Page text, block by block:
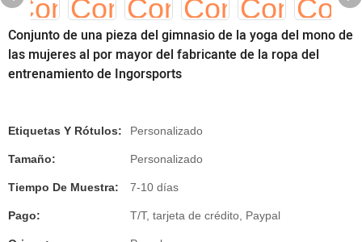
Conjunto de una pieza del gimnasio de la yoga del mono de
las mujeres al por mayor del fabricante de la ropa del
entrenamiento de Ingorsports
Etiquetas Y Rótulos: Personalizado
Tamaño: Personalizado
Tiempo De Muestra: 7-10 días
Pago: T/T, tarjeta de crédito, Paypal